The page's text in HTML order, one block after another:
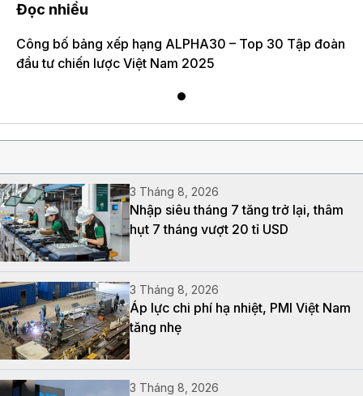
Đọc nhiều
Công bố bảng xếp hạng ALPHA30 – Top 30 Tập đoàn
đầu tư chiến lược Việt Nam 2025
3 Tháng 8, 2026
Nhập siêu tháng 7 tăng trở lại, thâm
hụt 7 tháng vượt 20 tỉ USD
3 Tháng 8, 2026
Áp lực chi phí hạ nhiệt, PMI Việt Nam
tăng nhẹ
3 Tháng 8, 2026